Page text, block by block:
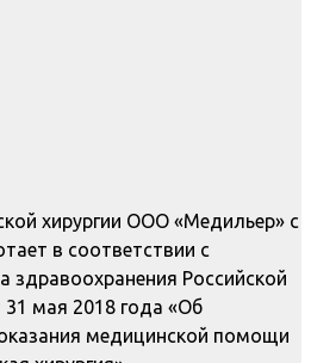
хирургии ООО «Медильер» с
в соответствии с
здравоохранения Российской
мая 2018 года «Об
медицинской помощи